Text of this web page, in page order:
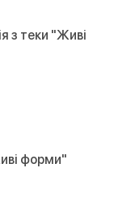
з теки "Живі
форми"